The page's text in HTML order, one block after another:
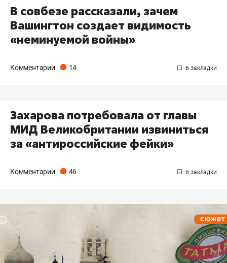
В совбезе рассказали, зачем
Вашингтон создает видимость
«неминуемой войны»
Комментарии 14
Захарова потребовала от главы
МИД Великобритании извиниться
за «антироссийские фейки»
Комментарии 46